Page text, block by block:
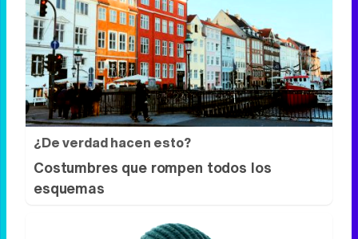
Lujo con carácter
Una joya para mujeres que no piden
permiso